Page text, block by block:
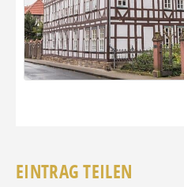
EINTRAG TEILEN